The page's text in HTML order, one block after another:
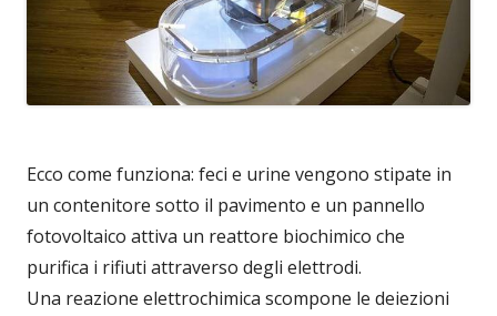
Ecco come funziona: feci e urine vengono stipate in
un contenitore sotto il pavimento e un pannello
fotovoltaico attiva un reattore biochimico che
purifica i rifiuti attraverso degli elettrodi.
Una reazione elettrochimica scompone le deiezioni